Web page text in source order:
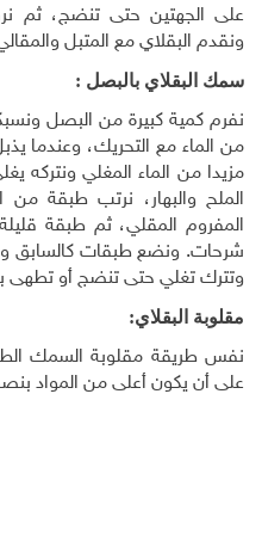
على الجهتين حتى تنضج، ثم
ونقدم البقلاي مع المتبل
سمك البقلاي بالبصل :
نفرم كمية كبيرة من البصل
من الماء مع التحريك، وعندما
مزيدا من الماء المغلي ونتركه
الملح والبهار، نرتب طبقة
المفروم المقلي، ثم طبقة
شرحات. ونضع طبقات كالسابق
وتترك تغلي حتى تنضج أو تطهى
مقلوبة البقلاي:
نفس طريقة مقلوبة السمك
على أن يكون أعلى من المواد